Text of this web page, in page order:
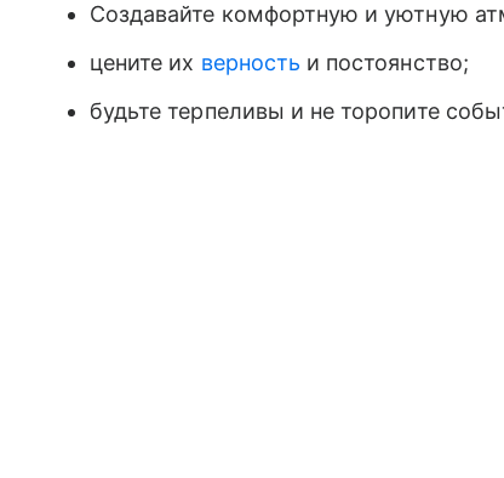
Создавайте комфортную и уютную
цените их верность и постоянство;
будьте терпеливы и не торопите